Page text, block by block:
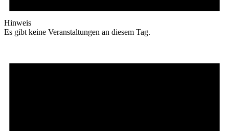
Hinweis
Es gibt keine Veranstaltungen an diesem Tag.